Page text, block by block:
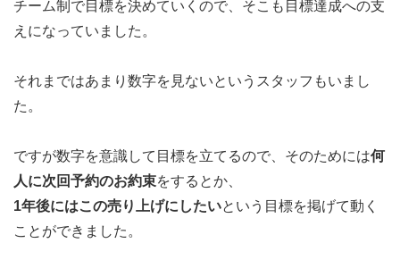
チーム制で目標を決めていくので、そこも目標達成への支
えになっていました。
それまではあまり数字を見ないというスタッフもいまし
た。
ですが数字を意識して目標を立てるので、そのためには何
人に次回予約のお約束をするとか、
1年後にはこの売り上げにしたいという目標を掲げて動く
ことができました。